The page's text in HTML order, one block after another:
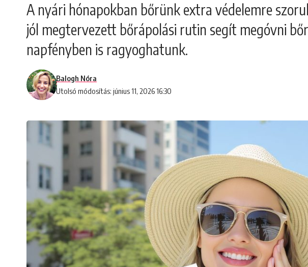
A nyári hónapokban bőrünk extra védelemre
jól megtervezett bőrápolási rutin segít megóvni
napfényben is ragyoghatunk.
Utolsó módosítás: június 11, 2026 16:30
Balogh Nóra